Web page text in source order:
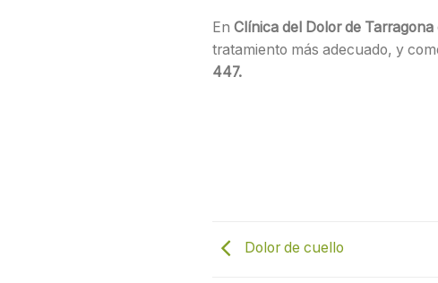
En Clínica del Dolor de
tratamiento más adecuado, y
447.
Dolor de cuello